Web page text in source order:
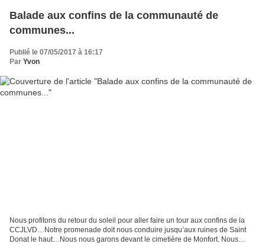
Balade aux confins de la communauté de
communes...
Publié le 07/05/2017 à 16:17
Par Yvon
Nous profitons du retour du soleil pour aller faire un tour aux confins de la
CCJLVD…Notre promenade doit nous conduire jusqu’aux ruines de Saint
Donat le haut…Nous nous garons devant le cimetière de Monfort. Nous